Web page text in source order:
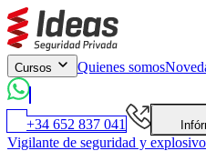
Cursos Quienes somos
+34 652 837 041
Vigilante de seguridad y